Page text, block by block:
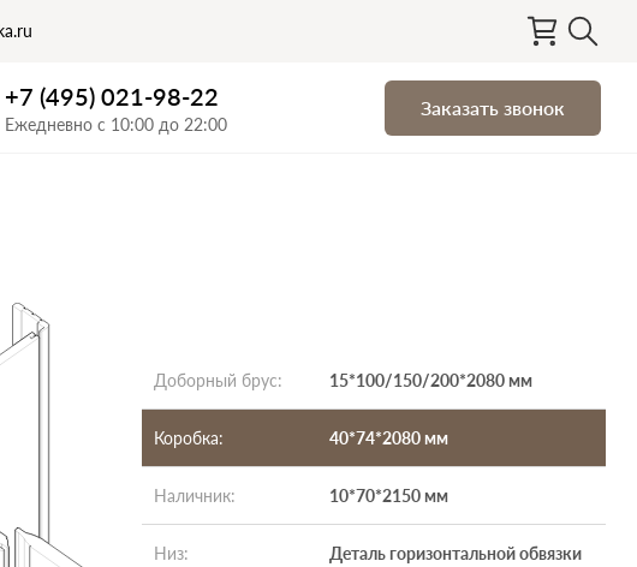
+7 (495) 021-98-22
Ежедневно с 10:00 до 22:00
Заказать звонок
Доборный брус: 15*100/150/200*2080 мм
Коробка: 40*74*2080 мм
Наличник: 10*70*2150 мм
Низ: Деталь горизонтальной обвязки